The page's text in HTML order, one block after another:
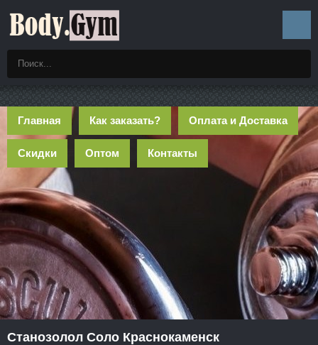
Главная Как заказать? Оплата и Доставка
Скидки Оптом Контакты
Станозолол Соло Краснокаменск